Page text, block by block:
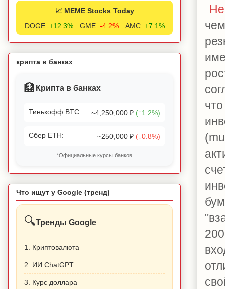
📈 MEME Stocks Today
DOGE: +12.3% GME: -4.2% AMC: +7.1%
крипта в банках
🏦 Крипта в банках
Тинькофф BTC: ~4,250,000 ₽ (↑1.2%)
Сбер ETH: ~250,000 ₽ (↓0.8%)
*Официальные курсы банков
Что ищут у Google (тренд)
🔍Тренды Google
1. Криптовалюта
2. ИИ ChatGPT
3. Курс доллара